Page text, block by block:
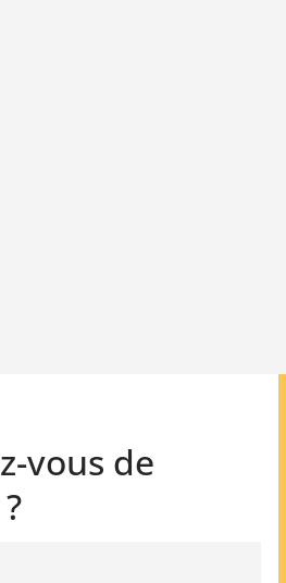
vous de